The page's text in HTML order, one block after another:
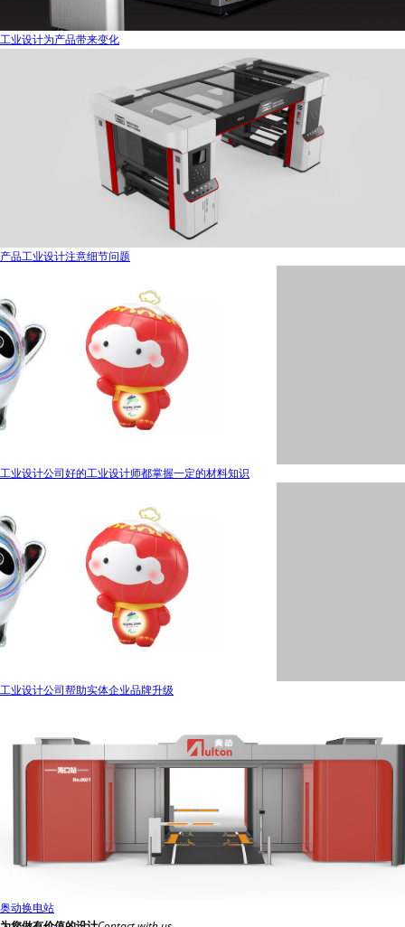
工业设计为产品带来变化
产品工业设计注意细节问题
工业设计公司好的工业设计师都掌握一定的材料知识
工业设计公司帮助实体企业品牌升级
奥动换电站